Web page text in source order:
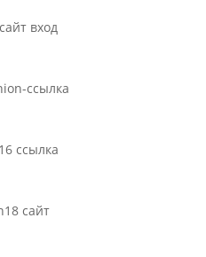
вход
ссылка
ссылка
сайт